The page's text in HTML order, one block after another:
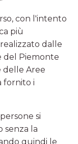
con l'intento
più
dalle
del Piemonte
delle Aree
fornito i
si
senza la
quindi le